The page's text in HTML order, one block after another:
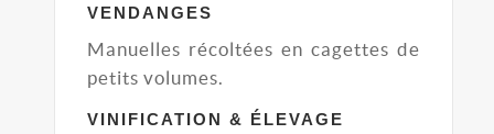
VENDANGES
Manuelles récoltées en cagettes de
petits volumes.
VINIFICATION & ÉLEVAGE